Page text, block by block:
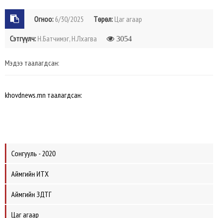
Огноо: 6/30/2025 Төрөл: Цаг агаар
Сэтгүүлч: Н.Батчимэг, Н.Лхагва 3054
Мэдээ таалагдсан:
khovdnews.mn таалагдсан:
Сонгууль - 2020
Аймгийн ИТХ
Аймгийн ЗДТГ
Цаг агаар